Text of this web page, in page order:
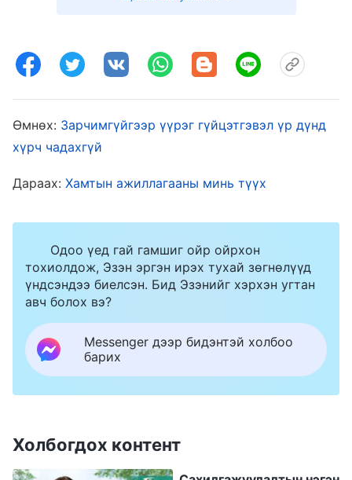
хангалттай тайвширч үүргээ биелүүлж
Бурханд залбирч, энэ буруу санаа зорилгоо
гэж гуйлаа. Нэгэн өдөр би нэг туршлагын
харсан нь өөрийгөө бага зэрэг мэдэж авахад
минь тусалсан юм.Төгс Хүчит Бурханингэж
хэлсэн байдаг: “Антихристүүд ерөөл
гүйцэтгэдэг. Түүнчлэн тэд үүрэг
биелүүлснээр өөрсдийгөө харуулж,
хүндлүүлж чадах эсэх, аливаа нэг үүргийг
эсэхийг лавладаг. Эдгээр нь бүгд үүргээ
гүйцэтгэх үедээ тэдний бодолцон үздэг
Өмнөх: Зарчимгүйгээр үүрэг гүйцэтгэвэл үр дүнд
хүрч чадахгүй
Дараах: Хамтын ажиллагааны минь түүх
Одоо үед гай гамшиг ойр ойрхон
тохиолдож, Эзэн эргэн ирэх тухай зөгнөлүүд
үндсэндээ биелсэн. Бид Эзэнийг хэрхэн угтан
авч болох вэ?
Messenger дээр бидэнтэй холбоо
барих
Холбогдох контент